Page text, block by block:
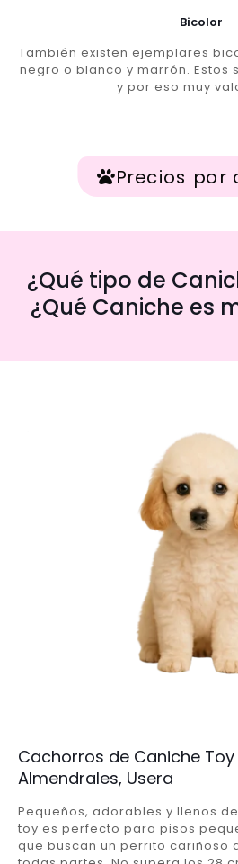
Bicolor
También existen ejemplares
negro o blanco y marrón. Estos
y por eso muy
Precios por
¿Qué tipo de
¿Qué Caniche es
Cachorros de Caniche
Almendrales, Usera
Pequeños, adorables y llenos
toy es perfecto para pisos
que buscan un perrito cariñoso